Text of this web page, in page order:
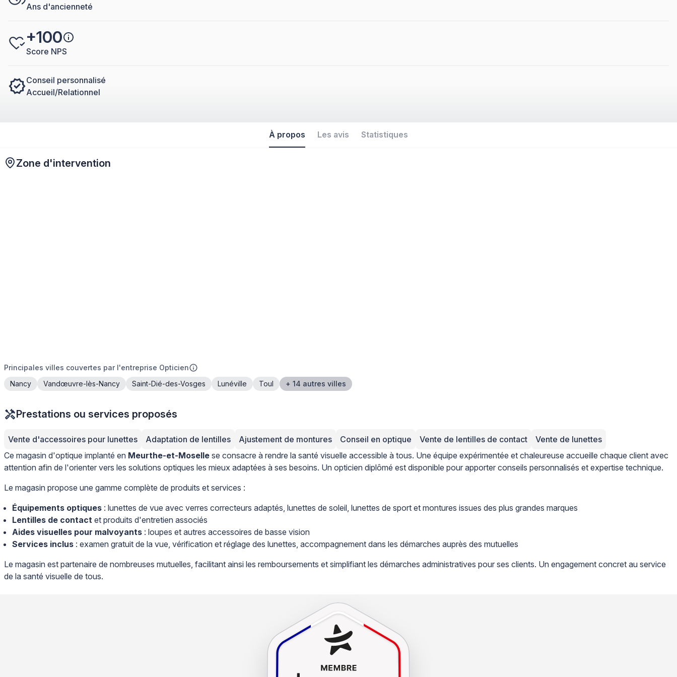
Ans d'ancienneté
+100
Score NPS
Conseil personnalisé
Accueil/Relationnel
À propos Les avis Statistiques
Zone d'intervention
Principales villes couvertes par l'entreprise Opticien
Nancy
Vandœuvre-lès-Nancy Saint-Dié-des-Vosges Lunéville Toul + 14 autres villes
Prestations ou services proposés
Vente d'accessoires pour lunettes Adaptation de lentilles Ajustement de montures Conseil en optique Vente de lentilles de contact
Vente de lunettes
Ce magasin d'optique implanté en Meurthe-et-Moselle se consacre à rendre la santé visuelle accessible à tous. Une équipe expérimentée et chaleureuse accueille chaque client avec
attention afin de l'orienter vers les solutions optiques les mieux adaptées à ses besoins. Un opticien diplômé est disponible pour apporter conseils personnalisés et expertise technique.
Le magasin propose une gamme complète de produits et services :
Équipements optiques : lunettes de vue avec verres correcteurs adaptés, lunettes de soleil, lunettes de sport et montures issues des plus grandes marques
Lentilles de contact et produits d'entretien associés
Aides visuelles pour malvoyants : loupes et autres accessoires de basse vision
Services inclus : examen gratuit de la vue, vérification et réglage des lunettes, accompagnement dans les démarches auprès des mutuelles
Le magasin est partenaire de nombreuses mutuelles, facilitant ainsi les remboursements et simplifiant les démarches administratives pour ses clients. Un engagement concret au service
de la santé visuelle de tous.